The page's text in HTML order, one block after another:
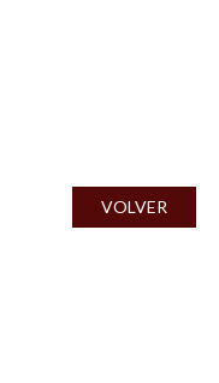
VOLVER